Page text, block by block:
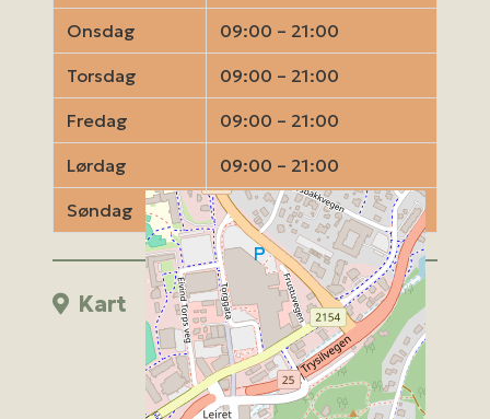
Onsdag 09:00 – 21:00
Torsdag 09:00 – 21:00
Fredag 09:00 – 21:00
Lørdag 09:00 – 21:00
Søndag 09:00 – 21:00
Kart